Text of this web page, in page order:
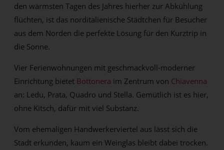
den wärmsten Tagen des Jahres hierher zur Abkühlung
flüchten, ist das norditalienische Städtchen für Besucher
aus dem Norden die perfekte Lösung für den Kurztrip in
die Sonne.
Vier Ferienwohnungen mit geschmackvoll-moderner
Einrichtung bietet Bottonera im Zentrum von Chiavenna
an: Ledu, Prata, Quadro und Stella. Gemütlich ist es hier,
ohne Kitsch, dafür mit viel Substanz.
Vom ehemaligen Handwerkerviertel aus lässt sich die
Stadt erkunden, kaum ein Weinglas bleibt dabei trocken.